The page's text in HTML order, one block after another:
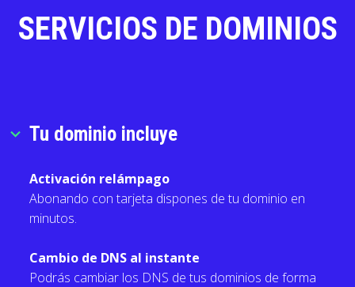
SERVICIOS DE DOMINIOS
expand_more Tu dominio incluye
Activación relámpago
Abonando con tarjeta dispones de tu dominio en
minutos.
Cambio de DNS al instante
Podrás cambiar los DNS de tus dominios de forma